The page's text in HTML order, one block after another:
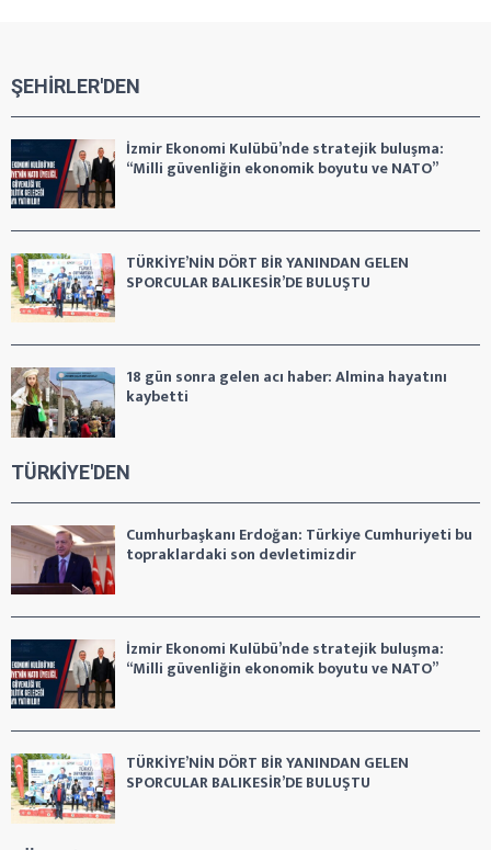
ŞEHİRLER'DEN
İzmir Ekonomi Kulübü’nde stratejik buluşma:
“Milli güvenliğin ekonomik boyutu ve NATO”
TÜRKİYE’NİN DÖRT BİR YANINDAN GELEN
SPORCULAR BALIKESİR’DE BULUŞTU
18 gün sonra gelen acı haber: Almina hayatını
kaybetti
TÜRKİYE'DEN
Cumhurbaşkanı Erdoğan: Türkiye Cumhuriyeti bu
topraklardaki son devletimizdir
İzmir Ekonomi Kulübü’nde stratejik buluşma:
“Milli güvenliğin ekonomik boyutu ve NATO”
TÜRKİYE’NİN DÖRT BİR YANINDAN GELEN
SPORCULAR BALIKESİR’DE BULUŞTU